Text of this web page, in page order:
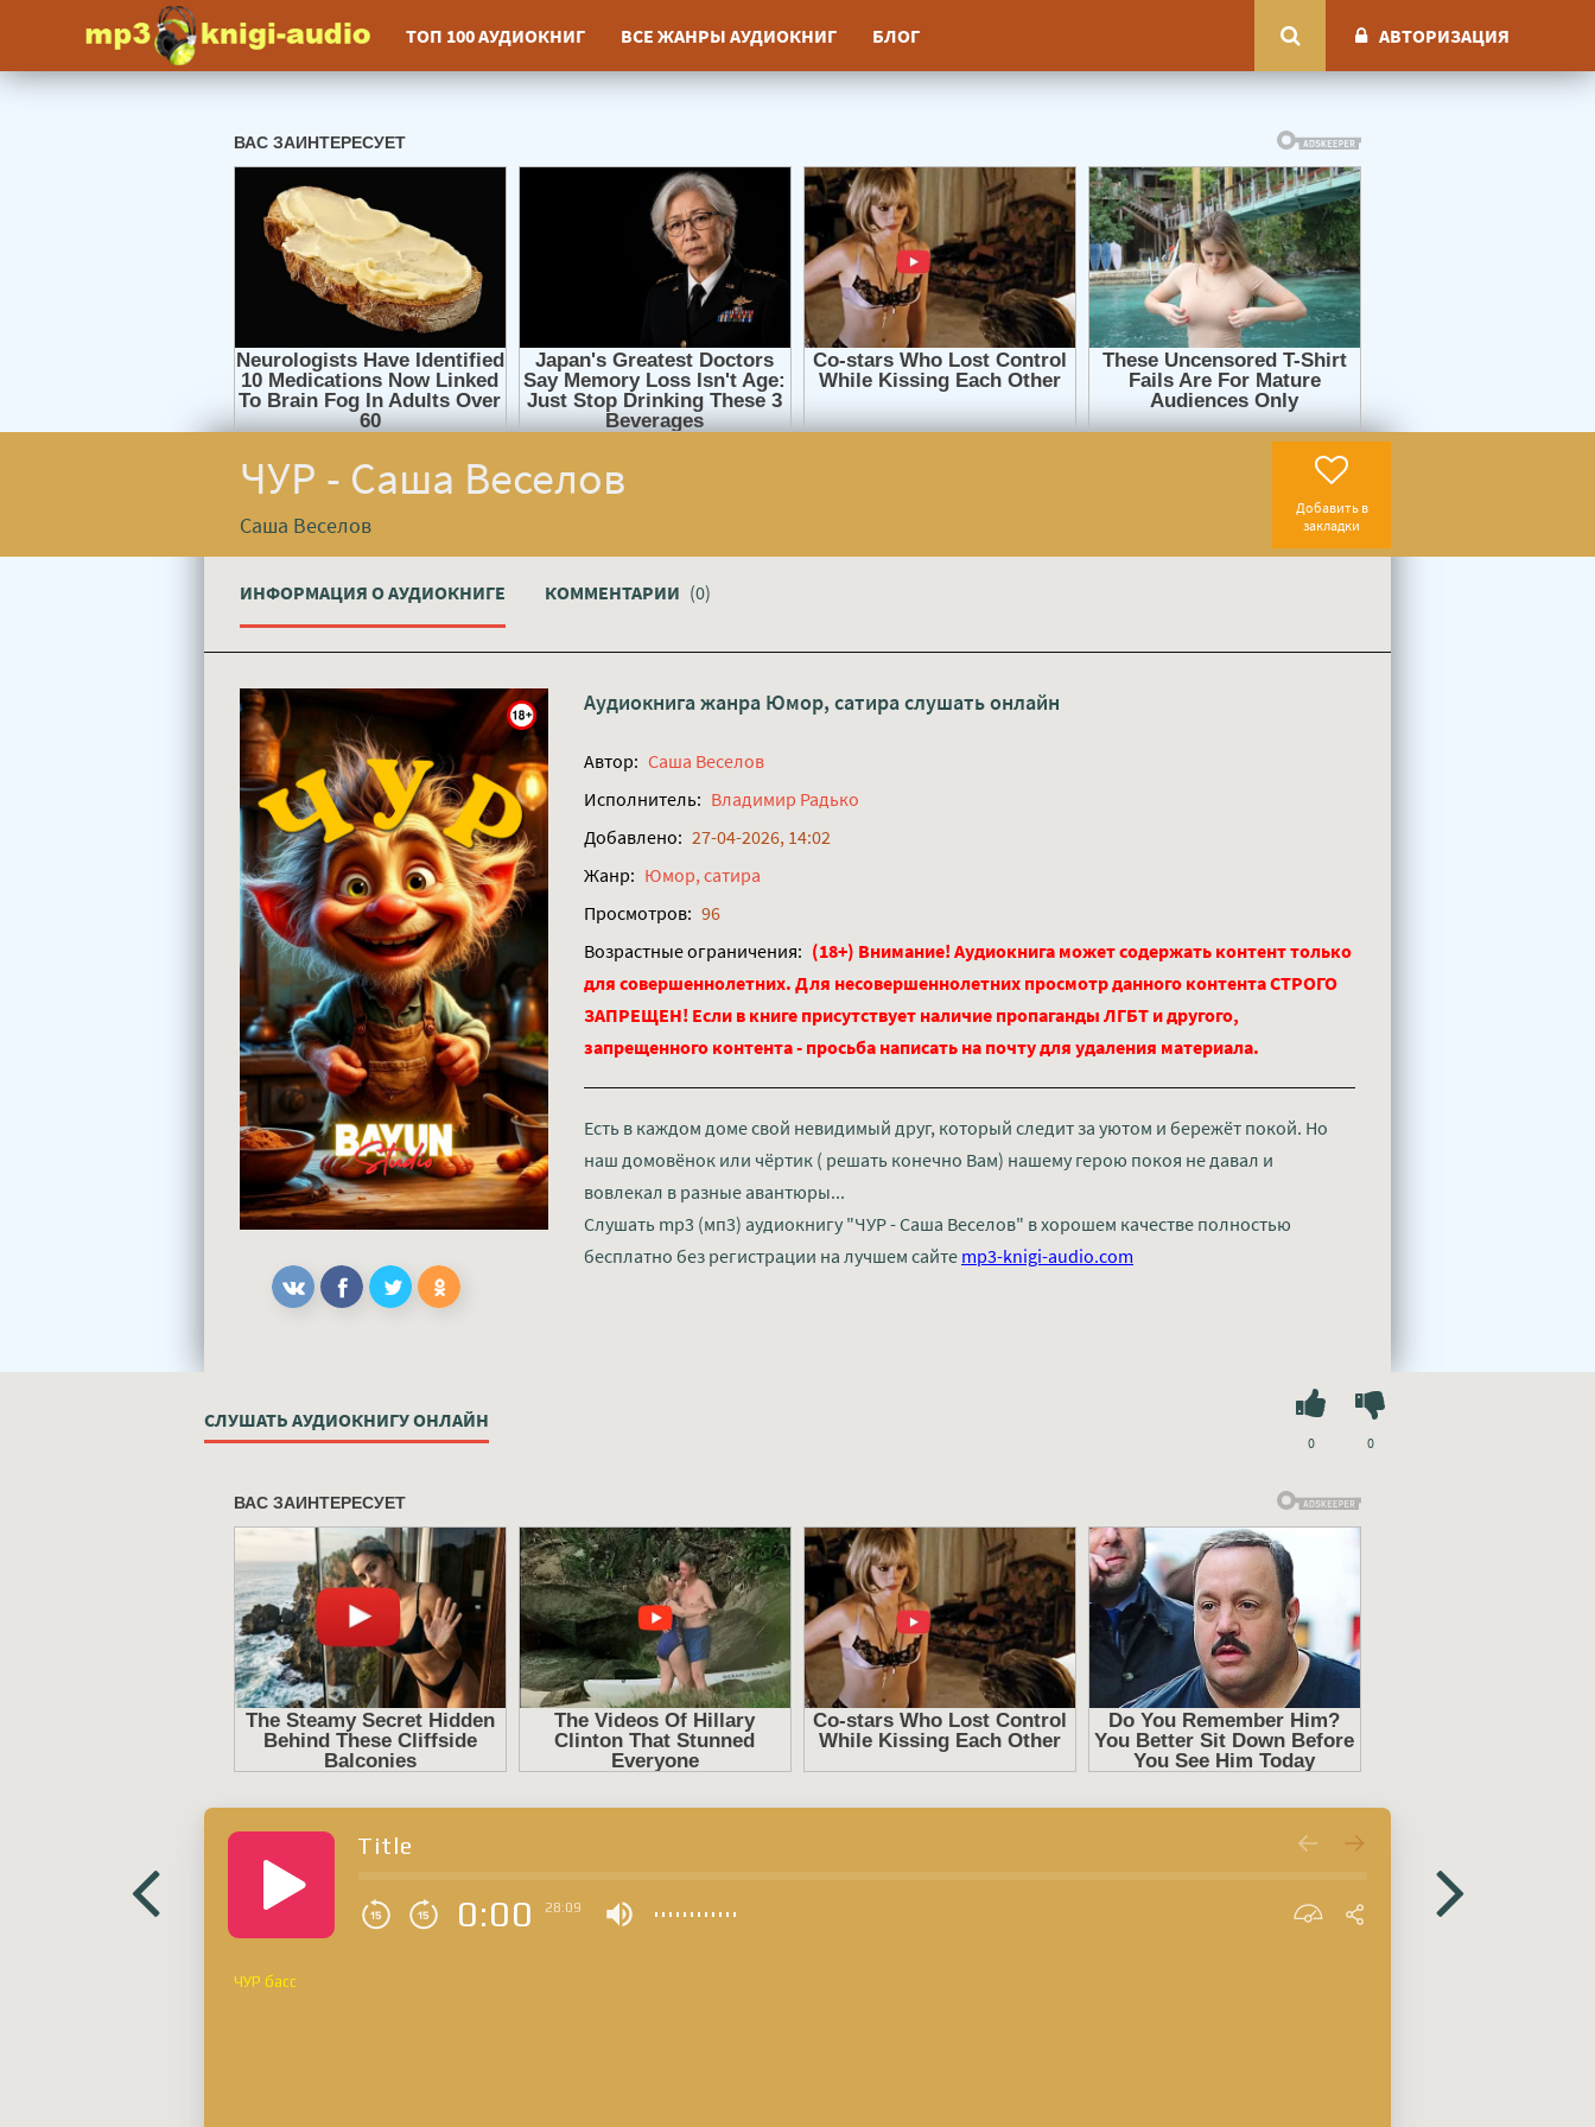
ТОП 100 АУДИОКНИГ ВСЕ ЖАНРЫ АУДИОКНИГ БЛОГ АВТОРИЗАЦИЯ
ЧУР - Саша Веселов
Саша Веселов
Добавить в
закладки
ИНФОРМАЦИЯ О АУДИОКНИГЕ КОММЕНТАРИИ (0)
Аудиокнига жанра Юмор, сатира слушать онлайн
Автор: Саша Веселов
Исполнитель: Владимир Радько
Добавлено: 27-04-2026, 14:02
Жанр: Юмор, сатира
Просмотров: 96
Возрастные ограничения: (18+) Внимание! Аудиокнига может содержать контент только
для совершеннолетних. Для несовершеннолетних просмотр данного контента СТРОГО
ЗАПРЕЩЕН! Если в книге присутствует наличие пропаганды ЛГБТ и другого,
запрещенного контента - просьба написать на почту для удаления материала.
Есть в каждом доме свой невидимый друг, который следит за уютом и бережёт покой. Но
наш домовёнок или чёртик ( решать конечно Вам) нашему герою покоя не давал и
вовлекал в разные авантюры...
Слушать mp3 (мп3) аудиокнигу "ЧУР - Саша Веселов" в хорошем качестве полностью
бесплатно без регистрации на лучшем сайте mp3-knigi-audio.com
СЛУШАТЬ АУДИОКНИГУ ОНЛАЙН
0 0
Title
0:00 28:09
ЧУР басс